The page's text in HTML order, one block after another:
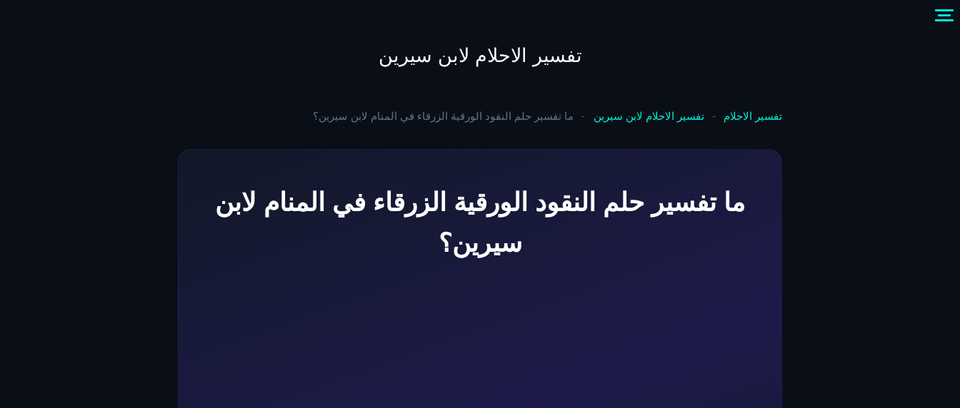
تفسير الاحلام لابن سيرين
تفسير الاحلام - تفسير الاحلام لابن سيرين - ما تفسير حلم النقود الورقية الزرقاء في المنام لابن سيرين؟
ما تفسير حلم النقود الورقية الزرقاء في المنام لابن
سيرين؟